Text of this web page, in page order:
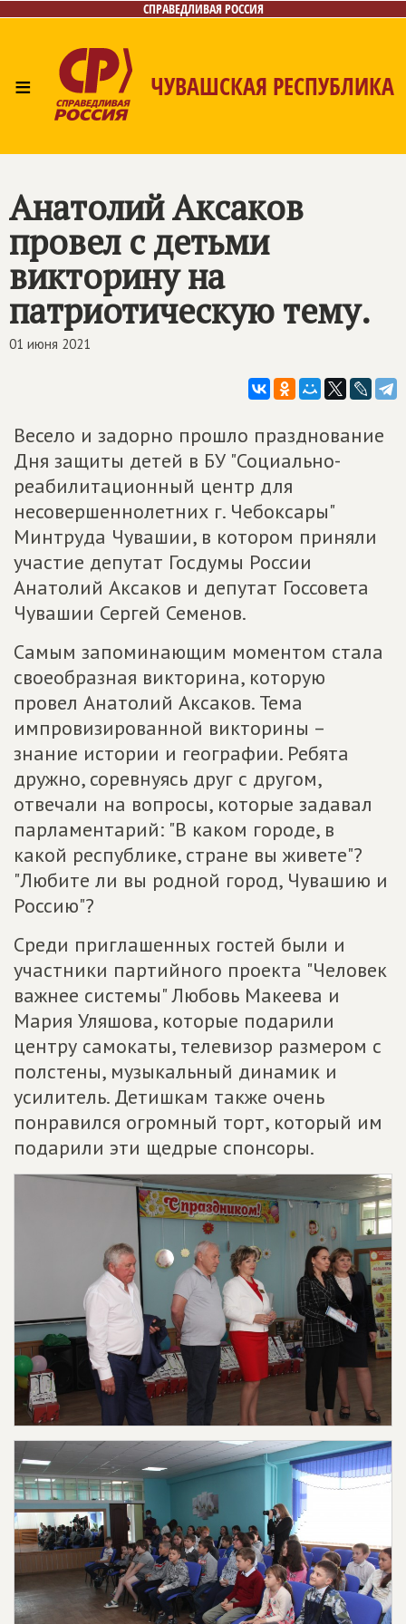
СПРАВЕДЛИВАЯ РОССИЯ
≡ ЧУВАШСКАЯ РЕСПУБЛИКА
Контакты
Анатолий Аксаков
провел с детьми
викторину на
патриотическую тему.
01 июня 2021
Весело и задорно прошло празднование
Дня защиты детей в БУ "Социально-
реабилитационный центр для
несовершеннолетних г. Чебоксары"
Минтруда Чувашии, в котором приняли
участие депутат Госдумы России
Анатолий Аксаков и депутат Госсовета
Чувашии Сергей Семенов.
Самым запоминающим моментом стала
своеобразная викторина, которую
провел Анатолий Аксаков. Тема
импровизированной викторины –
знание истории и географии. Ребята
дружно, соревнуясь друг с другом,
отвечали на вопросы, которые задавал
парламентарий: "В каком городе, в
какой республике, стране вы живете"?
"Любите ли вы родной город, Чувашию и
Россию"?
Среди приглашенных гостей были и
участники партийного проекта "Человек
важнее системы" Любовь Макеева и
Мария Уляшова, которые подарили
центру самокаты, телевизор размером с
полстены, музыкальный динамик и
усилитель. Детишкам также очень
понравился огромный торт, который им
подарили эти щедрые спонсоры.